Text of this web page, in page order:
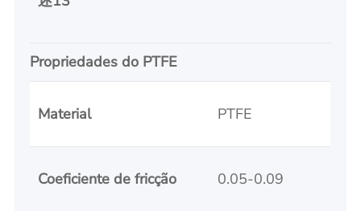
Propriedades do PTFE
Material PTFE
Coeficiente de fricção 0.05-0.09